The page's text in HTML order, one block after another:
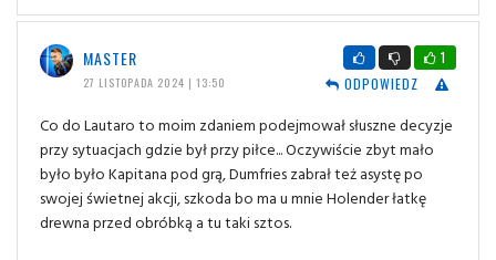
MASTER
27 LISTOPADA 2024 | 13:50
1
ODPOWIEDZ
Co do Lautaro to moim zdaniem podejmował słuszne decyzje
przy sytuacjach gdzie był przy piłce... Oczywiście zbyt mało
było było Kapitana pod grą, Dumfries zabrał też asystę po
swojej świetnej akcji, szkoda bo ma u mnie Holender łatkę
drewna przed obróbką a tu taki sztos.